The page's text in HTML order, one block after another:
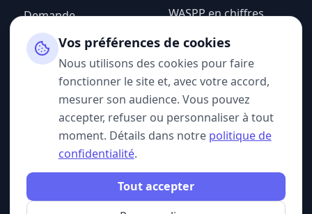
Demande
d'information
Espace admin
WASPP en chiffres
Mentions légales
Politique de
confidentialité
CGU
SUIVEZ-NOUS
Vos préférences de cookies
Nous utilisons des cookies pour faire
fonctionner le site et, avec votre accord,
mesurer son audience. Vous pouvez
accepter, refuser ou personnaliser à tout
moment. Détails dans notre politique de
confidentialité.
Tout accepter